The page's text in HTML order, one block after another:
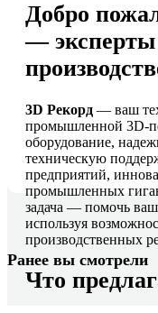
Добро
— эксперты
3D Рекорд — ваш
промышленной 3D-
оборудование,
техническую
предприятий,
промышленных
задача — помочь
используя
производственных
Что
Ранее вы смотрели